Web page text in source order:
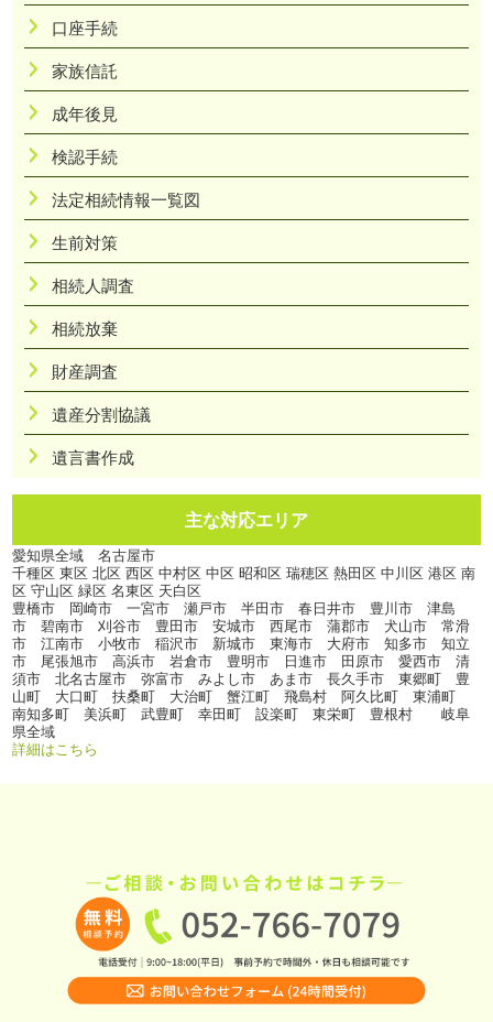
口座手続
家族信託
成年後見
検認手続
法定相続情報一覧図
生前対策
相続人調査
相続放棄
財産調査
遺産分割協議
遺言書作成
主な対応エリア
愛知県全域 名古屋市
千種区 東区 北区 西区 中村区 中区 昭和区 瑞穂区 熱田区 中川区 港区 南
区 守山区 緑区 名東区 天白区
豊橋市 岡崎市 一宮市 瀬戸市 半田市 春日井市 豊川市 津島
市 碧南市 刈谷市 豊田市 安城市 西尾市 蒲郡市 犬山市 常滑
市 江南市 小牧市 稲沢市 新城市 東海市 大府市 知多市 知立
市 尾張旭市 高浜市 岩倉市 豊明市 日進市 田原市 愛西市 清
須市 北名古屋市 弥富市 みよし市 あま市 長久手市 東郷町 豊
山町 大口町 扶桑町 大治町 蟹江町 飛島村 阿久比町 東浦町
南知多町 美浜町 武豊町 幸田町 設楽町 東栄町 豊根村 岐阜
県全域
詳細はこちら